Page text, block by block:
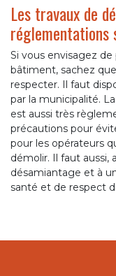
Les travaux de
Si vous envisagez
bâtiment, sachez
respecter. Il faut
par la municipalité.
est aussi très
précautions pour
pour les opérateurs
démolir. Il faut aussi,
désamiantage et à
santé et de respect